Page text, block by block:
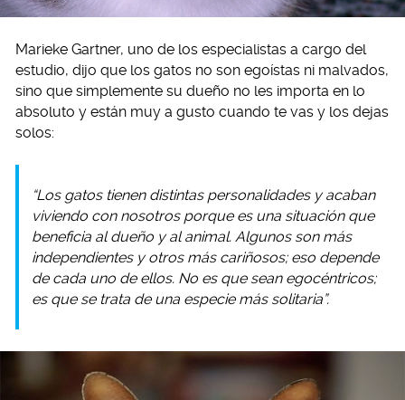
Marieke Gartner, uno de los especialistas a cargo del
estudio, dijo que los gatos no son egoístas ni malvados,
sino que simplemente su dueño no les importa en lo
absoluto y están muy a gusto cuando te vas y los dejas
solos:
“Los gatos tienen distintas personalidades y acaban
viviendo con nosotros porque es una situación que
beneficia al dueño y al animal. Algunos son más
independientes y otros más cariñosos; eso depende
de cada uno de ellos. No es que sean egocéntricos;
es que se trata de una especie más solitaria”.